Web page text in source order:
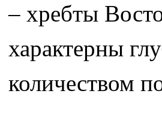
– хребты
характерны
количеством